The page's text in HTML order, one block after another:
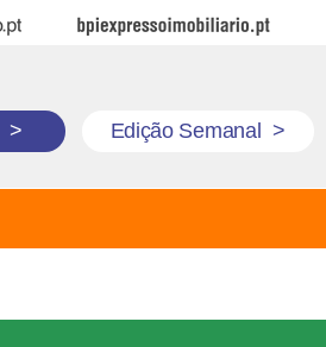
BPI Expresso Imobiliário
> Edição Semanal >